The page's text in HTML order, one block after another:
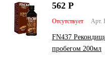
Арт.
Отсутствует
FN437
пробегом 200мл
562 Р